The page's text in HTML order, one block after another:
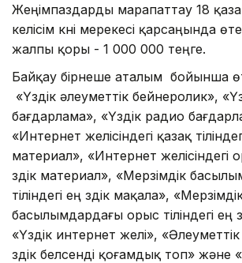
Жеңімпаздарды марапаттау 18
келісім күні мерекесі қарсаңында
жалпы қоры - 1 000 000 теңге.
Байқау бірнеше аталым бойынша
«Үздік әлеуметтік бейнеролик»,
бағдарлама», «Үздік радио
«Интернет желісіндегі қазақ
материал», «Интернет желісіндегі
үздік материал», «Мерзімдік
тіліндегі ең үздік мақала»,
басылымдардағы орыс тіліндегі ең
«Үздік интернет желі», «Әлеуметтік
үздік белсенді қоғамдық топ» және